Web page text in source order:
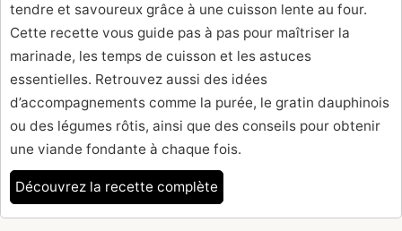
tendre et savoureux grâce à une cuisson lente au four.
Cette recette vous guide pas à pas pour maîtriser la
marinade, les temps de cuisson et les astuces
essentielles. Retrouvez aussi des idées
d’accompagnements comme la purée, le gratin dauphinois
ou des légumes rôtis, ainsi que des conseils pour obtenir
une viande fondante à chaque fois.
Découvrez la recette complète